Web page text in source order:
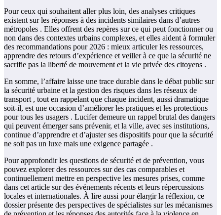
Pour ceux qui souhaitent aller plus loin, des analyses critiques
existent sur les réponses à des incidents similaires dans d’autres
métropoles . Elles offrent des repères sur ce qui peut fonctionner ou
non dans des contextes urbains complexes, et elles aident à formuler
des recommandations pour 2026 : mieux articuler les ressources,
apprendre des retours d’expérience et veiller à ce que la sécurité ne
sacrifie pas la liberté de mouvement et la vie privée des citoyens .
En somme, l’affaire laisse une trace durable dans le débat public sur
la sécurité urbaine et la gestion des risques dans les réseaux de
transport , tout en rappelant que chaque incident, aussi dramatique
soit-il, est une occasion d’améliorer les pratiques et les protections
pour tous les usagers . Lucifer demeure un rappel brutal des dangers
qui peuvent émerger sans prévenir, et la ville, avec ses institutions,
continue d’apprendre et d’ajuster ses dispositifs pour que la sécurité
ne soit pas un luxe mais une exigence partagée .
Pour approfondir les questions de sécurité et de prévention, vous
pouvez explorer des ressources sur des cas comparables et
continuellement mettre en perspective les mesures prises, comme
dans cet article sur des événements récents et leurs répercussions
locales et internationales. À lire aussi pour élargir la réflexion, ce
dossier présente des perspectives de spécialistes sur les mécanismes